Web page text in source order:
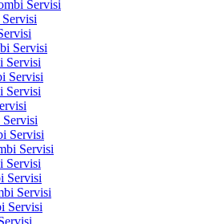
Servisi
Servisi
Servisi
Servisi
Servisi
Servisi
Servisi
Servisi
Servisi
Servisi
Servisi